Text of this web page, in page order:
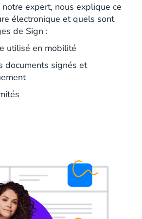
expert, nous explique ce
électronique et quels sont
de Sign :
utilisé en mobilité
documents signés et